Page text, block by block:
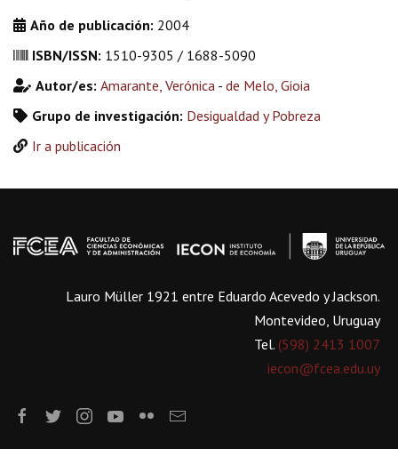
Año de publicación: 2004
ISBN/ISSN: 1510-9305 / 1688-5090
Autor/es: Amarante, Verónica - de Melo, Gioia
Grupo de investigación: Desigualdad y Pobreza
Ir a publicación
Lauro Müller 1921 entre Eduardo Acevedo y Jackson.
Montevideo, Uruguay
Tel. (598) 2413 1007
iecon@fcea.edu.uy